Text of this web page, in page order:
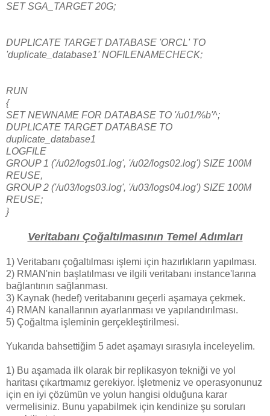
SET SGA_TARGET 20G;
DUPLICATE TARGET DATABASE 'ORCL' TO
'duplicate_database1' NOFILENAMECHECK;
RUN
{
SET NEWNAME FOR DATABASE TO '/u01/%b'^;
DUPLICATE TARGET DATABASE TO
duplicate_database1
LOGFILE
GROUP 1 ('/u02/logs01.log', '/u02/logs02.log') SIZE 100M
REUSE,
GROUP 2 ('/u03/logs03.log', '/u03/logs04.log') SIZE 100M
REUSE;
}
Veritabanı Çoğaltılmasının Temel Adımları
1) Veritabanı çoğaltılması işlemi için hazırlıkların yapılması.
2) RMAN'nin başlatılması ve ilgili veritabanı instance'larına
bağlantının sağlanması.
3) Kaynak (hedef) veritabanını geçerli aşamaya çekmek.
4) RMAN kanallarının ayarlanması ve yapılandırılması.
5) Çoğaltma işleminin gerçekleştirilmesi.
Yukarıda bahsettiğim 5 adet aşamayı sırasıyla inceleyelim.
1) Bu aşamada ilk olarak bir replikasyon tekniği ve yol
haritası çıkartmamız gerekiyor. İşletmeniz ve operasyonunuz
için en iyi çözümün ve yolun hangisi olduğuna karar
vermelisiniz. Bunu yapabilmek için kendinize şu soruları